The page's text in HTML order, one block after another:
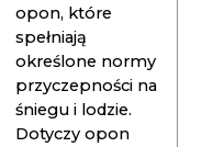
opon, które
spełniają
określone normy
przyczepności na
śniegu i lodzie.
Dotyczy opon